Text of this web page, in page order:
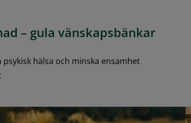
– gula vänskapsbänkar
hälsa och minska ensamhet